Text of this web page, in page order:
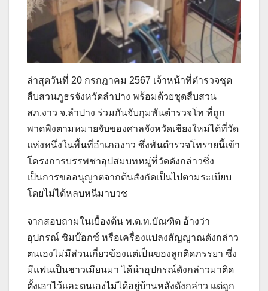
ล่าสุดวันที่ 20 กรกฎาคม 2567 เจ้าหน้าที่ตำรวจชุด
สืบสวนภูธรจังหวัดลำปาง พร้อมด้วยชุดสืบสวน
สภ.งาว จ.ลำปาง ร่วมกันจับกุมพันตำรวจโท ที่ถูก
พาดพิงตามหมายจับของศาลจังหวัดเชียงใหม่ได้ที่วัด
แห่งหนึ่งในพื้นที่อำเภองาว ซึ่งพันตำรวจโทรายนี้เข้า
โครงการบรรพชาอุปสมบทหมู่ที่วัดดังกล่าวซึ่ง
เป็นการขออนุญาตจากต้นสังกัดเป็นไปตามระเบียบ
โดยไม่ได้หลบหนีมาบวช
จากสอบถามในเบื้องต้น พ.ต.ท.บัณฑิต อ้างว่า
อุปกรณ์ ซิมบ๊อกซ์ หรือเครื่องแปลงสัญญาณดังกล่าว
ตนเองไม่มีส่วนเกี่ยวข้องแต่เป็นของลูกติดภรรยา ซึ่ง
มีแฟนเป็นชาวเมียนมา ได้นำอุปกรณ์ดังกล่าวมาติด
ตั้งเอาไว้และตนเองไม่ได้อยู่บ้านหลังดังกล่าว แต่ถูก